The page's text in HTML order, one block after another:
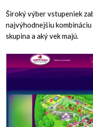
Široký výber vstupeniek
najvýhodnejšiu
skupina a aký vek majú.